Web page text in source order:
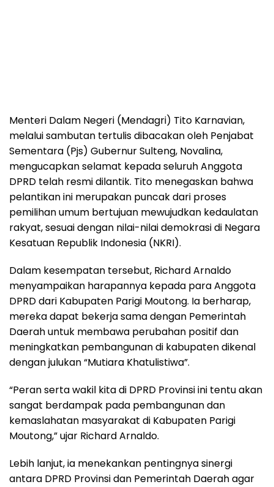
Menteri Dalam Negeri (Mendagri) Tito Karnavian,
melalui sambutan tertulis dibacakan oleh Penjabat
Sementara (Pjs) Gubernur Sulteng, Novalina,
mengucapkan selamat kepada seluruh Anggota
DPRD telah resmi dilantik. Tito menegaskan bahwa
pelantikan ini merupakan puncak dari proses
pemilihan umum bertujuan mewujudkan kedaulatan
rakyat, sesuai dengan nilai-nilai demokrasi di Negara
Kesatuan Republik Indonesia (NKRI).
Dalam kesempatan tersebut, Richard Arnaldo
menyampaikan harapannya kepada para Anggota
DPRD dari Kabupaten Parigi Moutong. Ia berharap,
mereka dapat bekerja sama dengan Pemerintah
Daerah untuk membawa perubahan positif dan
meningkatkan pembangunan di kabupaten dikenal
dengan julukan “Mutiara Khatulistiwa”.
“Peran serta wakil kita di DPRD Provinsi ini tentu akan
sangat berdampak pada pembangunan dan
kemaslahatan masyarakat di Kabupaten Parigi
Moutong,” ujar Richard Arnaldo.
Lebih lanjut, ia menekankan pentingnya sinergi
antara DPRD Provinsi dan Pemerintah Daerah agar